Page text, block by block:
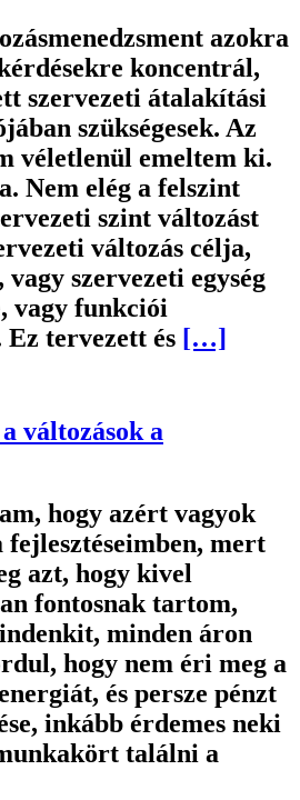
azokra
koncentrál,
szervezeti átalakítási
szükségesek. Az
véletlenül emeltem ki.
Nem elég a felszint
szint változást
változás célja,
vagy szervezeti egység
vagy funkciói
tervezett és […]
változások a
hogy azért vagyok
fejlesztéseimben, mert
azt, hogy kivel
fontosnak tartom,
minden áron
hogy nem éri meg a
és persze pénzt
inkább érdemes neki
találni a